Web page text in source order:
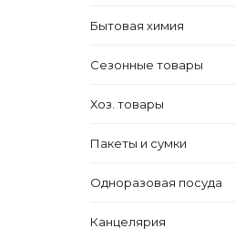
Бытовая химия
Сезонные товары
Хоз. товары
Пакеты и сумки
Одноразовая посуда
Канцелярия